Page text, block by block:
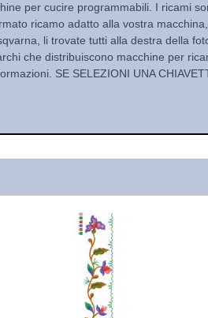
per cucire programmabili. I ricami
ricamo adatto alla vostra
li trovate tutti alla destra della
che distribuiscono macchine per
SE SELEZIONI UNA